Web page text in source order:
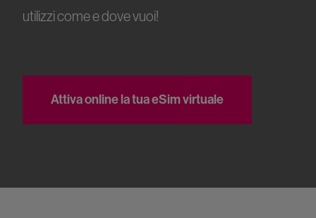
utilizzi come e dove vuoi!
Attiva online la tua eSim virtuale